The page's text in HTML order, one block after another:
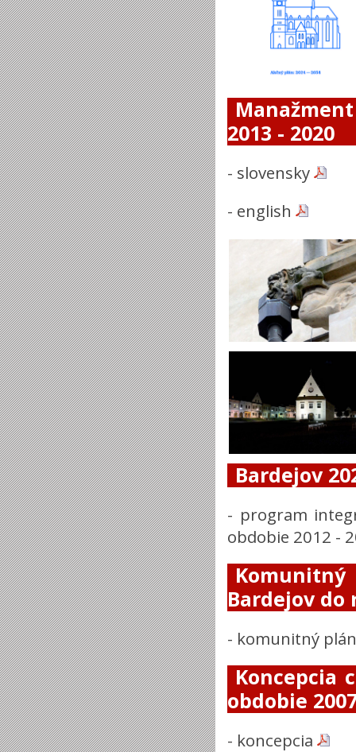
2013 - 2020
- slovensky
- english
Bardejov
- program
obdobie 2012 -
Bardejov do
- komunitný
Koncepcia
obdobie
- koncepcia